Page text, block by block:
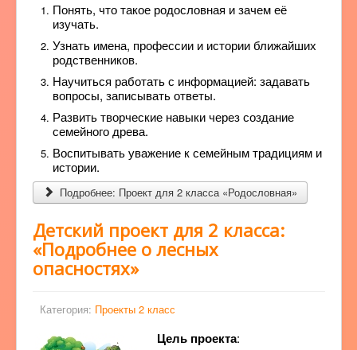
Понять, что такое родословная и зачем её
изучать.
Узнать имена, профессии и истории ближайших
родственников.
Научиться работать с информацией: задавать
вопросы, записывать ответы.
Развить творческие навыки через создание
семейного древа.
Воспитывать уважение к семейным традициям и
истории.
Подробнее: Проект для 2 класса «Родословная»
Детский проект для 2 класса:
«Подробнее о лесных
опасностях»
Категория: Проекты 2 класс
Цель проекта: